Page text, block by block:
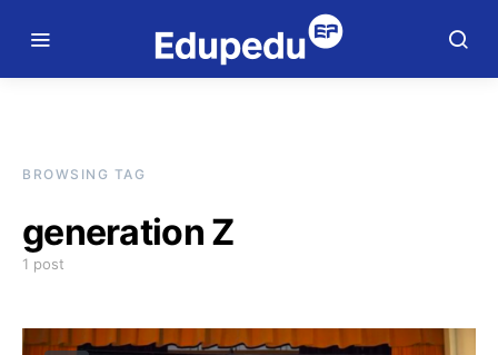
BROWSING TAG
generation Z
1 post